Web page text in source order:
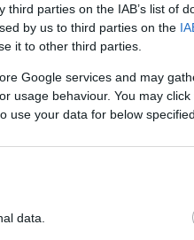
parties on the IAB’s list of
by us to third parties on the
it to other third parties.
Google services and may
usage behaviour. You may
use your data for below
data.
avanzadohan
de la